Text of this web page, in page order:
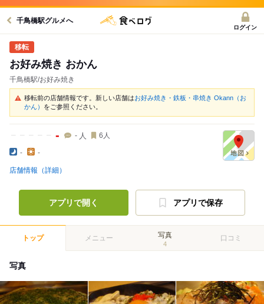
千鳥橋駅グルメへ
ログイン
お好み焼き おかん
千鳥橋駅/お好み焼き
移転前の店舗情報です。新しい店舗はお好み焼き・鉄板・串焼き Okann（お
かん） をご参照ください。
- - 人 6 人
- -
店舗情報（詳細）
アプリで開く アプリで保存
トップ メニュー 写真
4
口コミ
写真